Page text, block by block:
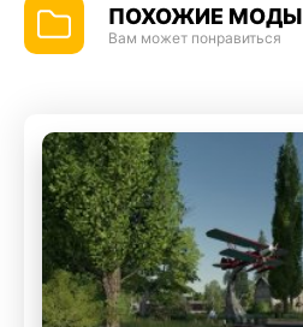
ПОХОЖИЕ МОДЫ
Вам может понравиться